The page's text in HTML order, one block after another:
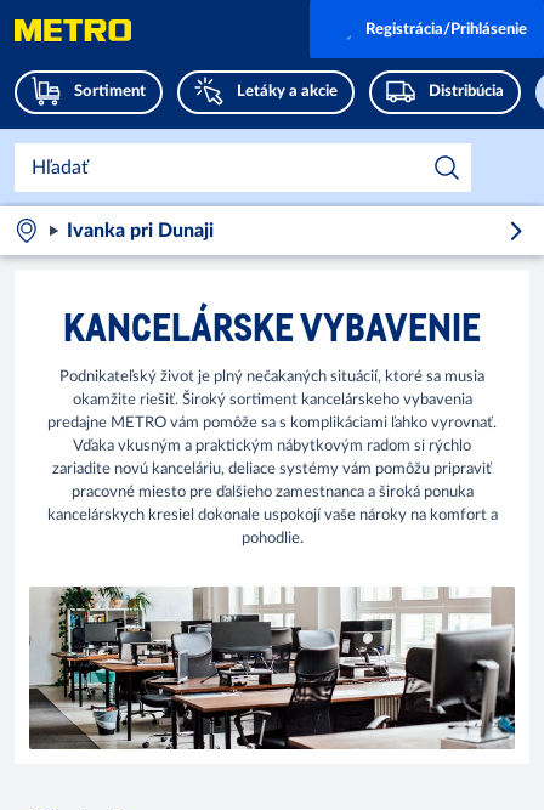
Sortiment Letáky a akcie Distribúcia
Registrácia/Prihlásenie
Ivanka pri Dunaji
KANCELÁRSKE VYBAVENIE
Podnikateľský život je plný nečakaných situácií, ktoré sa musia
okamžite riešiť. Široký sortiment kancelárskeho vybavenia
predajne METRO vám pomôže sa s komplikáciami ľahko vyrovnať.
Vďaka vkusným a praktickým nábytkovým radom si rýchlo
zariadite novú kanceláriu, deliace systémy vám pomôžu pripraviť
pracovné miesto pre ďalšieho zamestnanca a široká ponuka
kancelárskych kresiel dokonale uspokojí vaše nároky na komfort a
pohodlie.